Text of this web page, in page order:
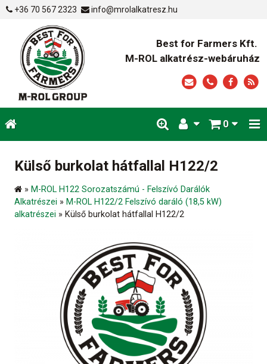
+36 70 567 2323 info@mrolalkatresz.hu
Best for Farmers Kft.
M-ROL alkatrész-webáruház
0
Külső burkolat hátfallal H122/2
» M-ROL H122 Sorozatszámú - Felszívó Darálók
Alkatrészei » M-ROL H122/2 Felszívó daráló (18,5 kW)
alkatrészei » Külső burkolat hátfallal H122/2